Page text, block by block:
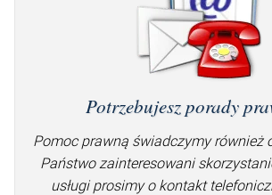
Potrzebujesz porady
Pomoc prawną świadczymy również
Państwo zainteresowani
usługi prosimy o kontakt